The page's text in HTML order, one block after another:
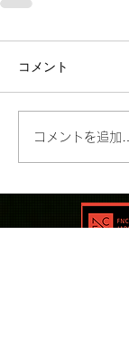
コメント
コメントを追加…